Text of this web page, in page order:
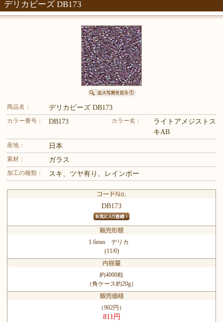
デリカビーズ DB173
商品名： デリカビーズ DB173
カラー番号： DB173 カラー名：
ライトアメジストス
キAB
産地： 日本
素材： ガラス
加工の種類： スキ、ツヤ有り、レインボー
DB173
1.6mm デリカ
(11/0)
約4000粒
（角ケース約20g）
（902円）
811円